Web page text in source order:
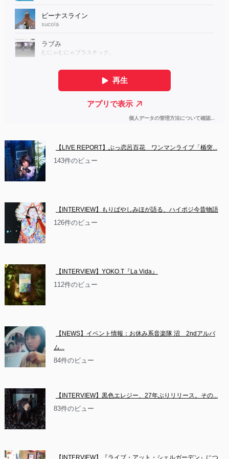
【LIVE REPORT】ぶっ恋呂百花　ワンマンライブ「楯突...
143件のビュー
【INTERVIEW】もりばやしみほが語る、ハイポジ今昔物語
126件のビュー
【INTERVIEW】YOKO.T『La Vida』
112件のビュー
【NEWS】イベント情報：お休み系音楽隊 沼　2ndアルバ
ム...
84件のビュー
【INTERVIEW】黒色エレジー、27年ぶりリリース。その...
83件のビュー